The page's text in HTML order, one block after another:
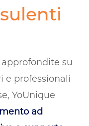
su
e professionali
YoUnique
ad